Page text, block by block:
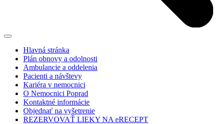
Hlavná stránka
Plán obnovy a odolnosti
Ambulancie a oddelenia
Pacienti a návštevy
Kariéra v nemocnici
O Nemocnici Poprad
Kontaktné informácie
Objednať na vyšetrenie
REZERVOVAŤ LIEKY NA eRECEPT